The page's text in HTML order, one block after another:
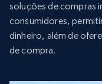
soluções de compras
consumidores,
dinheiro, além de
de compra.